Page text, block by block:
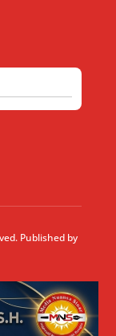
Published by